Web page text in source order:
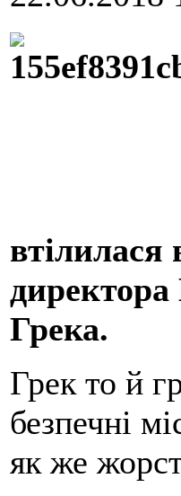
втілилася
Грека.
Грек то й
безпечні
як же